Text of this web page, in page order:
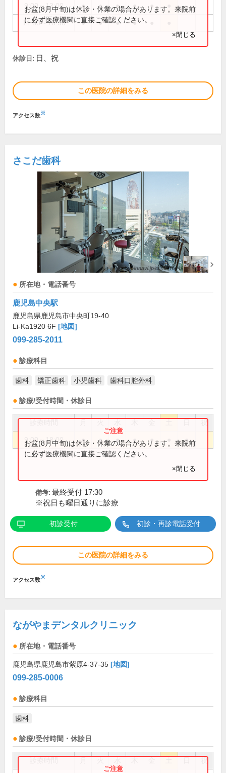
9:00～13:00 ● ● ● ● ●
14:30～18:30 ● ● ● ●
お盆(8月中旬)は休診・休業の場合があります。来院前
に必ず医療機関に直接ご確認ください。
×閉じる
休診日: 日、祝
この医院の詳細をみる
アクセス数※
さこだ歯科
所在地・電話番号
鹿児島中央駅
鹿児島県鹿児島市中央町19-40
Li-Ka1920 6F [地図]
099-285-2011
診療科目
歯科 矯正歯科 小児歯科 歯科口腔外科
診療/受付時間・休診日
祝
9:00～18:00 ● ● ● ● ● ●
お盆(8月中旬)は休診・休業の場合があります。来院前
に必ず医療機関に直接ご確認ください。
×閉じる
備考: 最終受付 17:30
※祝日も曜日通りに診療
初診受付 初診・再診電話受付
この医院の詳細をみる
アクセス数※
ながやまデンタルクリニック
所在地・電話番号
鹿児島県鹿児島市紫原4-37-35 [地図]
099-285-0006
診療科目
歯科
診療/受付時間・休診日
祝